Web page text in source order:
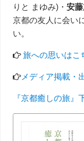
りと まゆみ)・ 安
京都の友人に会い
い。
旅への思いはこ
メディア掲載・
『京都癒しの旅』